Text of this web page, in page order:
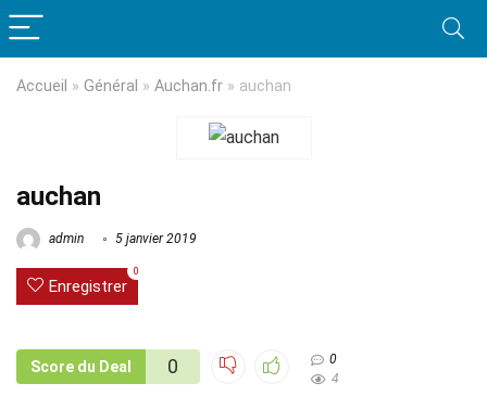
Accueil » Général » Auchan.fr » auchan
auchan
admin 5 janvier 2019
Enregistrer
0
Score du Deal 0
0
4